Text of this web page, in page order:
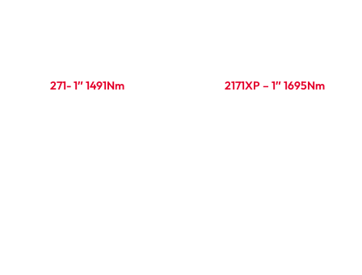
271- 1″ 1491Nm 2171XP – 1″ 1695Nm